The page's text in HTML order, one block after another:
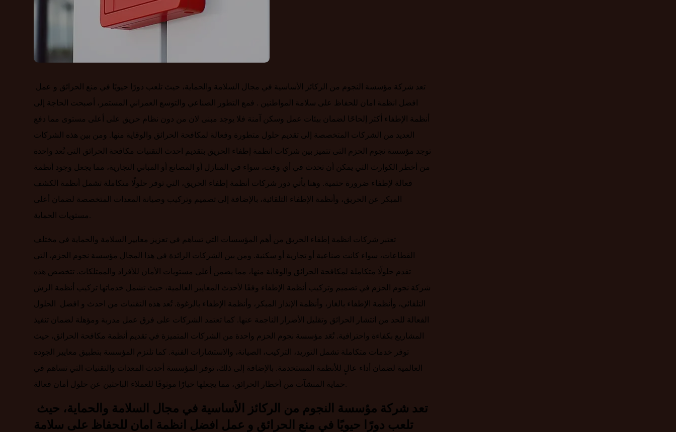
افضل انظمة امان للحفاظ على سلامة المواطنين . فمع التطور الصناعي والتوسع العمراني المستمر، أصبحت الحاجة إلى
أنظمة الإطفاء أكثر إلحاحًا لضمان بيئات عمل وسكن آمنة فلا يوجد مبنى لان من دون نظام حريق على أعلى مستوى مما دفع
العديد من الشركات المتخصصة إلى تقديم حلول متطورة وفعالة لمكافحة الحرائق والوقاية منها. ومن بين هذه الشركات
توجد مؤسسة نجوم الحزم التى تتميز بين شركات انظمة إطفاء الحريق بتقديم احدث التقنيات مكافحة الحرائق التى تُعد واحدة
من أخطر الكوارث التي يمكن أن تحدث في أي وقت، سواء في المنازل أو المصانع أو المباني التجارية، مما يجعل وجود أنظمة
فعالة لإطفاء ضرورة حتمية. وهنا يأتي دور شركات أنظمة إطفاء الحريق، التي توفر حلولًا متكاملة تشمل أنظمة الكشف
المبكر عن الحريق، وأنظمة الإطفاء التلقائية، بالإضافة إلى تصميم وتركيب وصيانة المعدات المتخصصة لضمان أعلى
مستويات الحماية.
تعتبر شركات انظمة إطفاء الحريق من أهم المؤسسات التي تساهم في تعزيز معايير السلامة والحماية في مختلف
القطاعات، سواء كانت صناعية أو تجارية أو سكنية. ومن بين الشركات الرائدة في هذا المجال مؤسسة نجوم الحزم، التي
تقدم حلولًا متكاملة لمكافحة الحرائق والوقاية منها، مما يضمن أعلى مستويات الأمان للأفراد والممتلكات. تتخصص هذه
شركة نجوم الحزم في تصميم وتركيب أنظمة الإطفاء وفقًا لأحدث المعايير العالمية، حيث تشمل خدماتها تركيب أنظمة الرش
التلقائي، وأنظمة الإطفاء بالغاز، وأنظمة الإنذار المبكر، وأنظمة الإطفاء بالرغوة. تُعد هذه التقنيات من احدث و افضل الحلول
الفعالة للحد من انتشار الحرائق وتقليل الأضرار الناجمة عنها. كما تعتمد الشركات على فرق عمل مدربة ومؤهلة لضمان تنفيذ
المشاريع بكفاءة واحترافية. تُعَد مؤسسة نجوم الحزم واحدة من الشركات المتميزة في تقديم أنظمة مكافحة الحرائق، حيث
توفر خدمات متكاملة تشمل التوريد، التركيب، الصيانة، والاستشارات الفنية. كما تلتزم المؤسسة بتطبيق معايير الجودة
العالمية لضمان أداء عالٍ للأنظمة المستخدمة. بالإضافة إلى ذلك، توفر المؤسسة أحدث المعدات والتقنيات التي تساهم في
حماية المنشآت من أخطار الحرائق، مما يجعلها خيارًا موثوقًا للعملاء الباحثين عن حلول أمان فعالة.
تلعب دورًا حيويًا في منع الحرائق و عمل افضل انظمة امان للحفاظ على سلامة